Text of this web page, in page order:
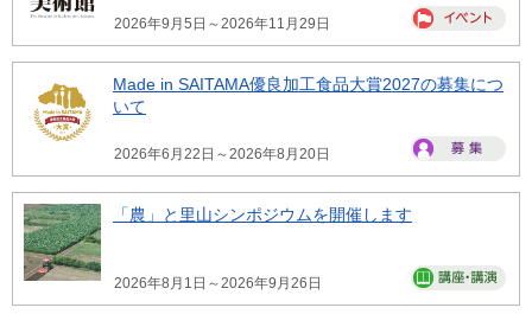
2026年9月5日～2026年11月29日
Made in SAITAMA優良加工食品大賞2027の募集につ
いて
2026年6月22日～2026年8月20日
「農」と里山シンポジウムを開催します
2026年8月1日～2026年9月26日